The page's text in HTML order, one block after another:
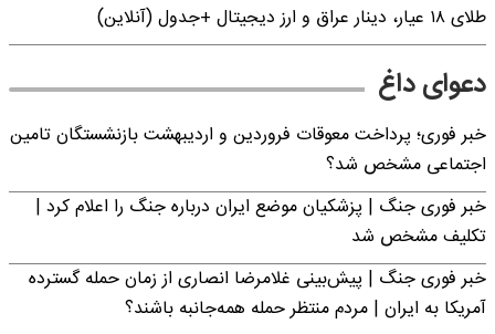
طلای ۱۸ عیار، دینار عراق و ارز دیجیتال +جدول (آنلاین)
دعوای داغ
خبر فوری؛ پرداخت معوقات فروردین و اردیبهشت بازنشستگان تامین
اجتماعی مشخص شد؟
خبر فوری جنگ | پزشکیان موضع ایران درباره جنگ را اعلام کرد |
تکلیف مشخص شد
خبر فوری جنگ | پیش‌بینی غلامرضا انصاری از زمان حمله گسترده
آمریکا به ایران | مردم منتظر حمله همه‌جانبه باشند؟